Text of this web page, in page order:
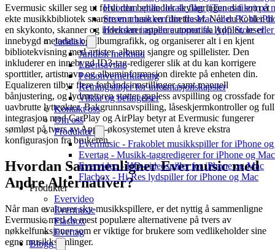
Hvordan spille lokale filer (iTunes-filer) på
Strøm musikken din fra Mac eller PC til
Hvordan installere appen fra App Store
Juridisk
Juridisk merknad
Lisensavtale
Personvernerklæring
Retningslinjer for informasjonskapsler
Vilkår og betingelser
Kontakt oss
Om oss
Produkter
Evermusic - Frakoblet musikkspiller for iPhone
Evertag - Musikk-taggredigerer for iPhone og Mac
Evervideo - HD-videospiller for iPhone og Mac
Flacbox - Hi-Res lydspiller for iPhone og Mac
Produkter
Evervideo
Evermusic
Flacbox
Evertag
Blogg
Evermusic skiller seg ut fordi den behandler skylagringen din som et
ekte musikkbibliotek snarere enn bare en filnettleser. Når du kobler til
en skykonto, skanner og indekserer appen automatisk lydfiler, leser
innebygd metadata og albumgrafikk, og organiserer alt i en kjent
bibliotekvisning med artister, album, sjangre og spillelister. Den
inkluderer en innebygd ID3-tag-redigerer slik at du kan korrigere
sporttitler, artistnavn og albuminformasjon direkte på enheten din.
Equalizeren tilbyr flere forhåndsinnstillinger samt manuell
bånjustering, og lydmotoren støtter gapless avspilling og crossfade for
uavbrutte lytteøkter. Bakgrunnsavspilling, låseskjermkontroller og full
integrasjon med CarPlay og AirPlay betyr at Evermusic fungerer
sømløst på tvers av Apple-økosystemet uten å kreve ekstra
konfigurasjon fra brukeren.
Hvordan Sammenligner Evermusic med
Andre Alternativer?
Når man evaluerer sky-musikkspillere, er det nyttig å sammenligne
Evermusic med de mest populære alternativene på tvers av
nøkkelfunksjoner som er viktige for brukere som vedlikeholder sine
egne musikksamlinger.